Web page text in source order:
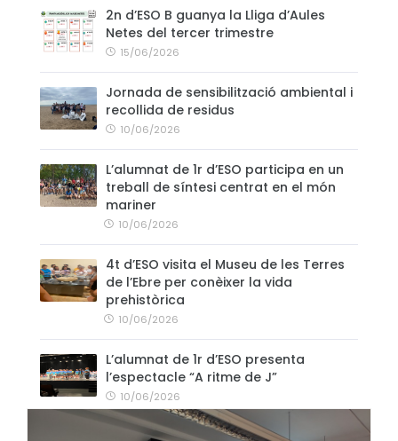
2n d’ESO B guanya la Lliga d’Aules
Netes del tercer trimestre
15/06/2026
Jornada de sensibilització ambiental i
recollida de residus
10/06/2026
L’alumnat de 1r d’ESO participa en un
treball de síntesi centrat en el món
mariner
10/06/2026
4t d’ESO visita el Museu de les Terres
de l’Ebre per conèixer la vida
prehistòrica
10/06/2026
L’alumnat de 1r d’ESO presenta
l’espectacle “A ritme de J”
10/06/2026